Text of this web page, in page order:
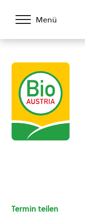
Menü
Termin teilen